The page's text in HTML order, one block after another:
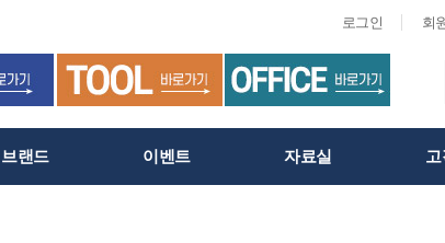
로그인 회
브랜드 이벤트 자료실 고